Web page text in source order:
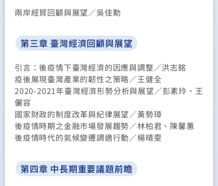
兩岸經貿回顧與展望／吳佳勳
第三章 臺灣經濟回顧與展望
引言：後疫情下臺灣經濟的因應與調整／洪志銘
疫後展現臺灣產業的韌性之策略／王健全
2020-2021年臺灣經濟形勢分析與展望／彭素玲、王
儷容
國家財政的制度改革與紀律展望／黃勢璋
後疫情時期之金融市場發展趨勢／林柏君、陳馨蕙
後疫情時代的氣候變遷調適行動／楊晴雯
第四章 中長期重要議題前瞻